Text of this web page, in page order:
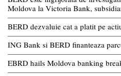
Moldova la Victoria Bank,
BERD dezvaluie cat a platit pe
ING Bank si BERD finanteaza
EBRD hails Moldova banking